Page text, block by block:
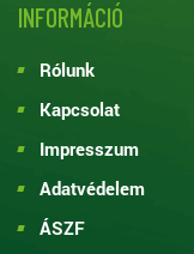
INFORMÁCIÓ
Rólunk
Kapcsolat
Impresszum
Adatvédelem
ÁSZF